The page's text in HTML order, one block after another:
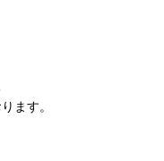
ます。